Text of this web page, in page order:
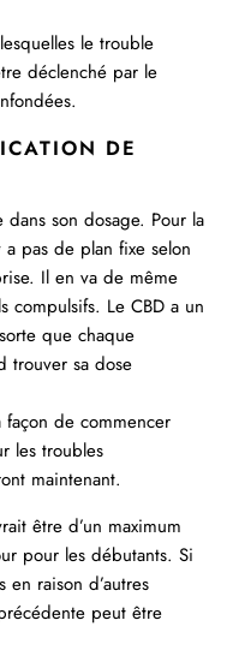
le trouble
déclenché par le
DE
dans son dosage. Pour la
pas de plan fixe selon
Il en va de même
compulsifs. Le CBD a un
que chaque
trouver sa dose
façon de commencer
les troubles
maintenant.
être d’un maximum
pour les débutants. Si
en raison d’autres
peut être